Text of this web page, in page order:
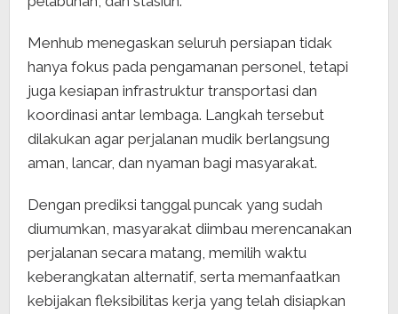
Menhub menegaskan seluruh persiapan tidak
hanya fokus pada pengamanan personel, tetapi
juga kesiapan infrastruktur transportasi dan
koordinasi antar lembaga. Langkah tersebut
dilakukan agar perjalanan mudik berlangsung
aman, lancar, dan nyaman bagi masyarakat.
Dengan prediksi tanggal puncak yang sudah
diumumkan, masyarakat diimbau merencanakan
perjalanan secara matang, memilih waktu
keberangkatan alternatif, serta memanfaatkan
kebijakan fleksibilitas kerja yang telah disiapkan